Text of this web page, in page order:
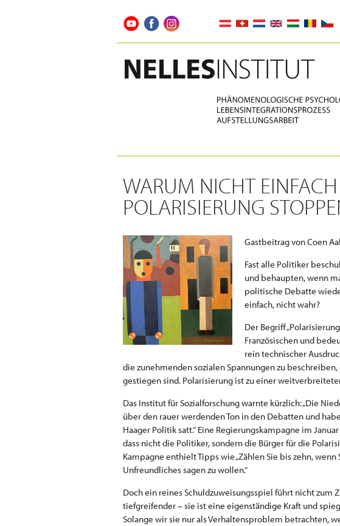
WARUM NICHT
POLARISIERUNG
Gastbeitrag von Coen
Fast alle Politiker
und behaupten, wenn
politische Debatte
einfach, nicht wahr?
Der Begriff
Französischen und
rein technischer
die zunehmenden sozialen Spannungen zu
gestiegen sind. Polarisierung ist zu einer
Das Institut für Sozialforschung warnte kürzlich: „Die
über den rauer werdenden Ton in den Debatten und
Haager Politik satt.“ Eine Regierungskampagne im
dass nicht die Politiker, sondern die Bürger für die
Kampagne enthielt Tipps wie „Zählen Sie bis zehn, wenn
Unfreundliches sagen zu wollen.“
Doch ein reines Schuldzuweisungsspiel führt nicht zum
tiefgreifender – sie ist eine eigenständige Kraft und
Solange wir sie nur als Verhaltensproblem betrachten,